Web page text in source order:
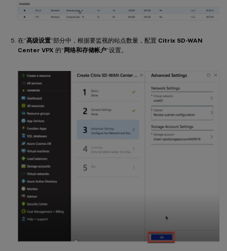
在“高级设置”部分中，根据要监视的站点数量，配置 Citrix SD-WAN
Center VPX 的“网络和存储帐户”设置。